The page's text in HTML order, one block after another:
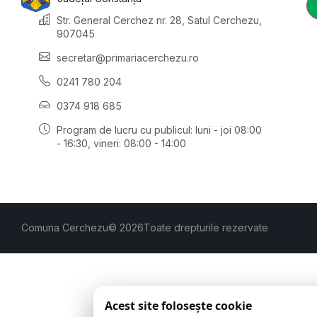
Str. General Cerchez nr. 28, Satul Cerchezu,
907045
secretar@primariacerchezu.ro
0241 780 204
0374 918 685
Program de lucru cu publicul: luni - joi 08:00
- 16:30 , vineri: 08:00 - 14:00
Comuna Cerchezu© 2026Toate drepturile rezervate
Acest site folosește cookie